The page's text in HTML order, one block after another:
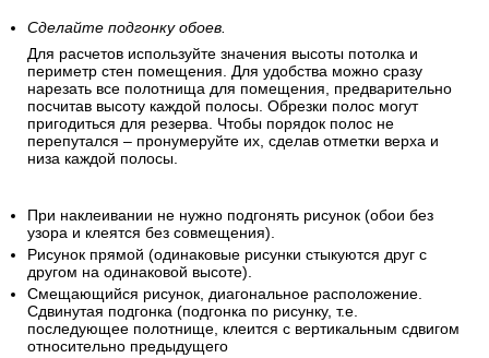
Сделайте подгонку обоев.
Для расчетов используйте значения высоты потолка и
периметр стен помещения. Для удобства можно сразу
нарезать все полотнища для помещения, предварительно
посчитав высоту каждой полосы. Обрезки полос могут
пригодиться для резерва. Чтобы порядок полос не
перепутался – пронумеруйте их, сделав отметки верха и
низа каждой полосы.
При наклеивании не нужно подгонять рисунок (обои без
узора и клеятся без совмещения).
Рисунок прямой (одинаковые рисунки стыкуются друг с
другом на одинаковой высоте).
Смещающийся рисунок, диагональное расположение.
Сдвинутая подгонка (подгонка по рисунку, т.е.
последующее полотнище, клеится с вертикальным сдвигом
относительно предыдущего